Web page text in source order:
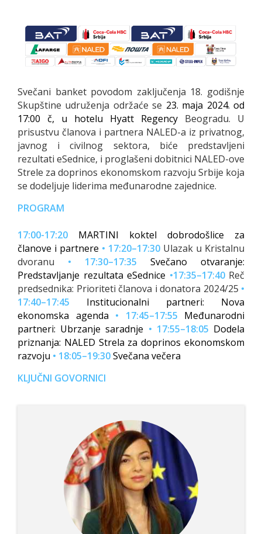
Svečani banket povodom zaključenja 18. godišnje
Skupštine udruženja održaće se 23. maja 2024. od
17:00 č, u hotelu Hyatt Regency Beogradu. U
prisustvu članova i partnera NALED-a iz privatnog,
javnog i civilnog sektora, biće predstavljeni
rezultati eSednice, i proglašeni dobitnici NALED-ove
Strele za doprinos ekonomskom razvoju Srbije koja
se dodeljuje liderima međunarodne zajednice.
PROGRAM
17:00-17:20
MARTINI koktel dobrodošlice za
članove i partnere • 17:20–17:30 Ulazak u Kristalnu
dvoranu • 17:30–17:35
Svečano otvaranje:
Predstavljanje rezultata eSednice •17:35–17:40Reč
predsednika: Prioriteti članova i donatora 2024/25 •
17:40–17:45 Institucionalni partneri: Nova
ekonomska agenda • 17:45–17:55 Međunarodni
partneri: Ubrzanje saradnje • 17:55–18:05 Dodela
priznanja: NALED Strela za doprinos ekonomskom
razvoju • 18:05–19:30Svečana večera
KLJUČNI GOVORNICI